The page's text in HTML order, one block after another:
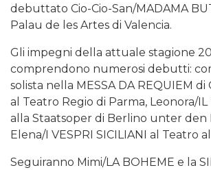
debuttato Cio-Cio-San/MADAMA
Palau de les Artes di Valencia.
Gli impegni della attuale stagione
comprendono numerosi debutti:
solista nella MESSA DA REQUIEM di
al Teatro Regio di Parma, Leonora/IL
alla Staatsoper di Berlino unter den
Elena/I VESPRI SICILIANI al Teatro
Seguiranno Mimi/LA BOHEME e la